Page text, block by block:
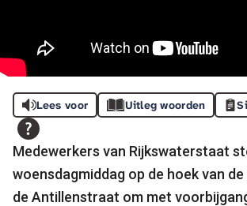
Lees voor Uitleg woorden
Medewerkers van Rijkswaterstaat
woensdagmiddag op de hoek van
de Antillenstraat om met